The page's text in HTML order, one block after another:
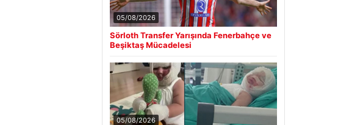
05/08/2026
Sörloth Transfer Yarışında Fenerbahçe ve
Beşiktaş Mücadelesi
05/08/2026